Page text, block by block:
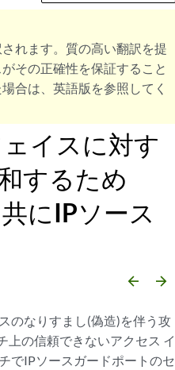
れます。質の高い翻訳を提
その正確性を保証すること
合は、英語版を参照してく
イスに対す
するため
にIPソース
arrow_backward arrow_forward
のなりすまし(偽造)を伴う攻
の信頼できないアクセス イ
でIPソースガードポートのセ